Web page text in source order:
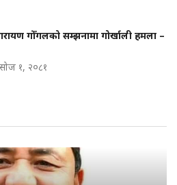
गोँगलको सम्झनामा गोर्खाली हमला –
१, २०८१